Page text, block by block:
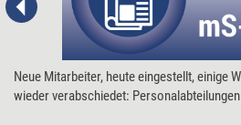
Neue Mitarbeiter, heute eingestellt, einige
wieder verabschiedet: